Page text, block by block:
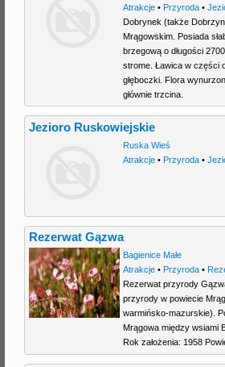
Atrakcje• Przyroda•
Dobrynek (także
Mrągowskim. Posiada
brzegową o długości
strome. Ławica w części
głęboczki. Flora
głównie trzcina.
Jezioro Ruskowiejskie
Ruska Wieś
Atrakcje• Przyroda•
Rezerwat Gązwa
Bagienice Małe
Atrakcje• Przyroda•
Rezerwat przyrody
przyrody w powiecie
warmińsko-mazurskie).
Mrągowa między wsiami
Rok założenia: 1958